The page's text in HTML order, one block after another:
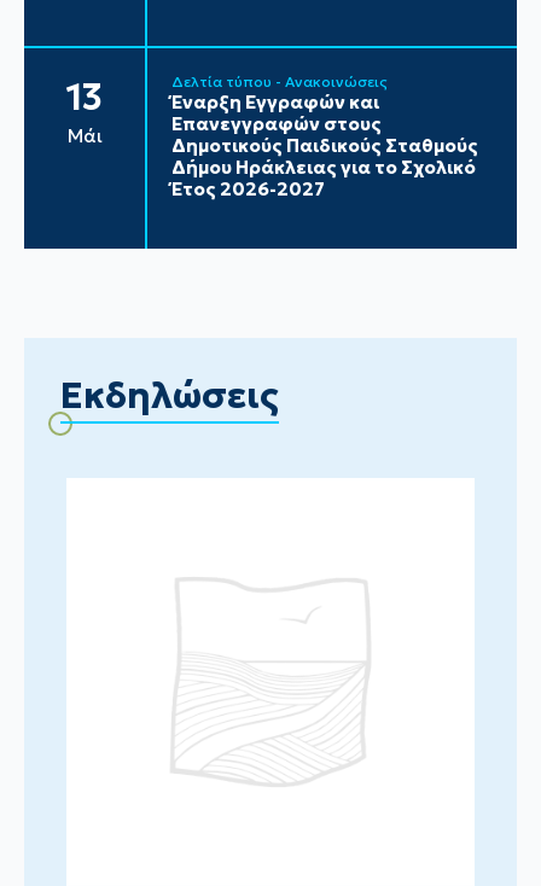
13
Μάι
Δελτία τύπου - Ανακοινώσεις
Έναρξη Εγγραφών και
Επανεγγραφών στους
Δημοτικούς Παιδικούς Σταθμούς
Δήμου Ηράκλειας για το Σχολικό
Έτος 2026-2027
Εκδηλώσεις